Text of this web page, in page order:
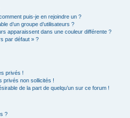
puis-je en rejoindre un ?
d’un groupe d’utilisateurs ?
apparaissent dans une couleur différente ?
par défaut » ?
privés !
privés non sollicités !
de la part de quelqu’un sur ce forum !
?